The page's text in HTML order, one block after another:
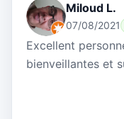
Miloud L.
07/08/2021
Excellent
bienveillantes et